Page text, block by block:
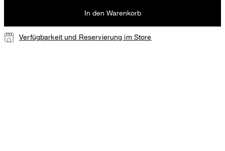
In den Warenkorb
Verfügbarkeit und Reservierung im Store